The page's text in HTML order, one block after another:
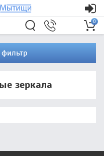
0
фильтр
зеркала